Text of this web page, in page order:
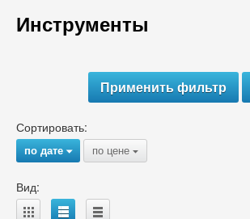
Инструменты
Сортировать:
по дате{ по цене {
Вид:
A B C